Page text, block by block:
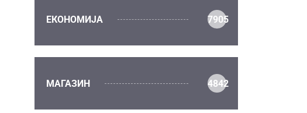
ЕКОНОМИЈА 7905
МАГАЗИН 4842